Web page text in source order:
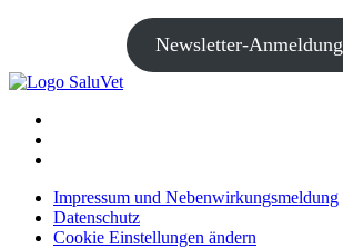
Newsletter-Anmeldung
Impressum und Nebenwirkungsmeldung
Datenschutz
Cookie Einstellungen ändern